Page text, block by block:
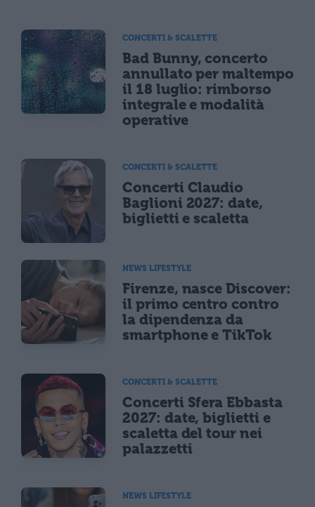
CONCERTI & SCALETTE
Bad Bunny, concerto
annullato per maltempo
il 18 luglio: rimborso
integrale e modalità
operative
CONCERTI & SCALETTE
Concerti Claudio
Baglioni 2027: date,
biglietti e scaletta
NEWS LIFESTYLE
Firenze, nasce Discover:
il primo centro contro
la dipendenza da
smartphone e TikTok
CONCERTI & SCALETTE
Concerti Sfera Ebbasta
2027: date, biglietti e
scaletta del tour nei
palazzetti
NEWS LIFESTYLE